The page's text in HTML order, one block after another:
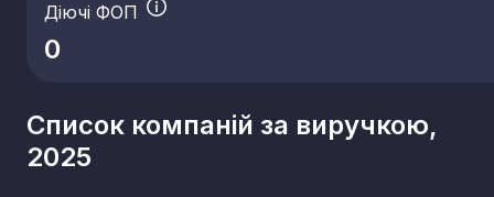
Діючі ФОП
0
Список компаній за виручкою,
2025